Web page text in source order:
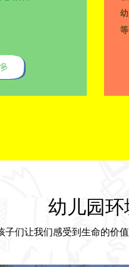
幼儿园环
子们让我们感受到生命的价值